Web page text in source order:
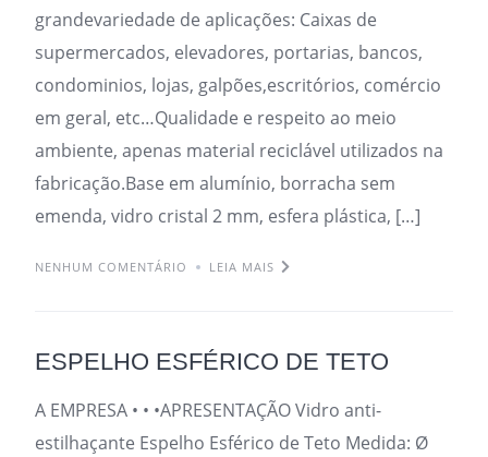
grandevariedade de aplicações: Caixas de
supermercados, elevadores, portarias, bancos,
condominios, lojas, galpões,escritórios, comércio
em geral, etc…Qualidade e respeito ao meio
ambiente, apenas material reciclável utilizados na
fabricação.Base em alumínio, borracha sem
emenda, vidro cristal 2 mm, esfera plástica, […]
NENHUM COMENTÁRIO LEIA MAIS
ESPELHO ESFÉRICO DE TETO
A EMPRESA • • •APRESENTAÇÃO Vidro anti-
estilhaçante Espelho Esférico de Teto Medida: Ø